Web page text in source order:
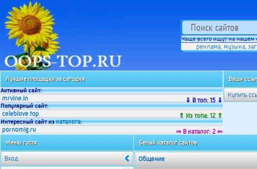
Чаще всего ищут на нашем
реклама, музыка,
Лучшие площадки за сегодня
Активный сайт:
mrvine.in ⇓ В топ: 15 ⇓
Популярный сайт:
celeblove.top ⇑ Из топа: 12 ⇑
Интересный сайт изкаталога:
pornomig.ru ⇒ В каталог: 2 ⇐
Ваши
Купить
Меню гостя
Вход
Белый каталог сайтов
Общение